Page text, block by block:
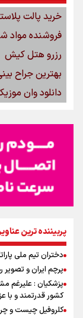
پربیننده ترین
دختران تیم ملی
پرچم ایران و تصویر
پزشکیان : علیرغم
کشور قدرتمند و با
کلروفیل چیست و
خرید پالت
فروشنده مواد
رزرو هتل کیش
بهترین جراح
دانلود وان